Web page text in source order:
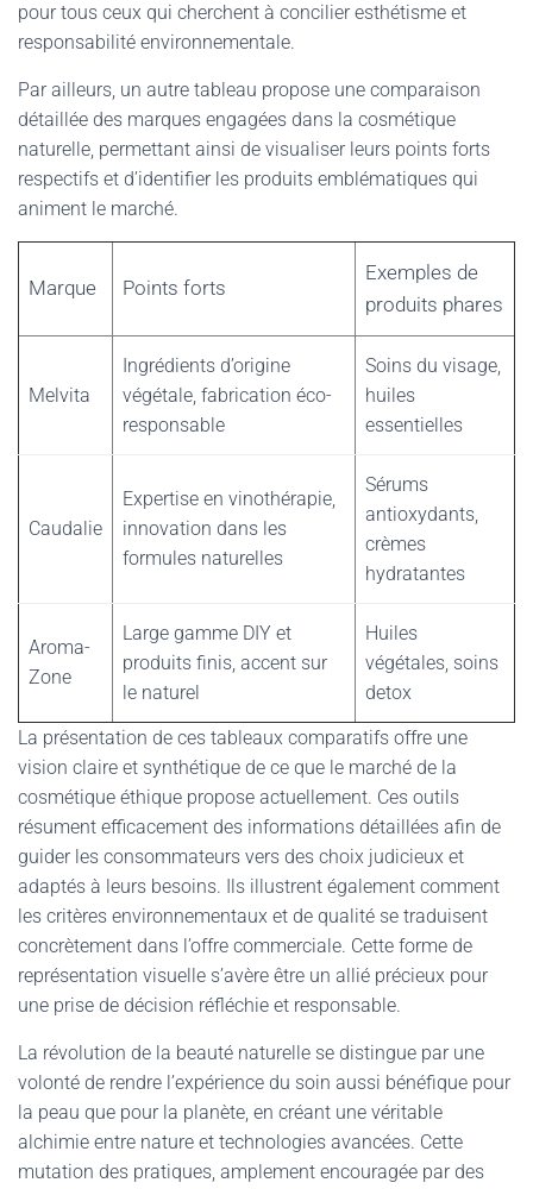
pour tous ceux qui cherchent à concilier esthétisme et
responsabilité environnementale.
Par ailleurs, un autre tableau propose une comparaison
détaillée des marques engagées dans la cosmétique
naturelle, permettant ainsi de visualiser leurs points forts
respectifs et d’identifier les produits emblématiques qui
animent le marché.
Marque Points forts
Exemples de
produits phares
Melvita
Ingrédients d’origine
végétale, fabrication éco-
responsable
Soins du visage,
huiles
essentielles
Caudalie
Expertise en vinothérapie,
innovation dans les
formules naturelles
Sérums
antioxydants,
crèmes
hydratantes
Aroma-
Zone
Large gamme DIY et
produits finis, accent sur
le naturel
Huiles
végétales, soins
detox
La présentation de ces tableaux comparatifs offre une
vision claire et synthétique de ce que le marché de la
cosmétique éthique propose actuellement. Ces outils
résument efficacement des informations détaillées afin de
guider les consommateurs vers des choix judicieux et
adaptés à leurs besoins. Ils illustrent également comment
les critères environnementaux et de qualité se traduisent
concrètement dans l’offre commerciale. Cette forme de
représentation visuelle s’avère être un allié précieux pour
une prise de décision réfléchie et responsable.
La révolution de la beauté naturelle se distingue par une
volonté de rendre l’expérience du soin aussi bénéfique pour
la peau que pour la planète, en créant une véritable
alchimie entre nature et technologies avancées. Cette
mutation des pratiques, amplement encouragée par des